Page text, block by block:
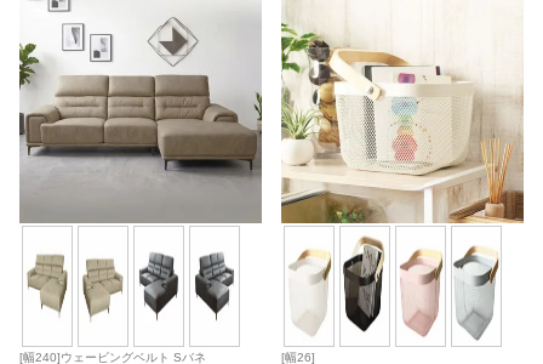
[幅240]ウェービングベルト Sバネ [幅26]